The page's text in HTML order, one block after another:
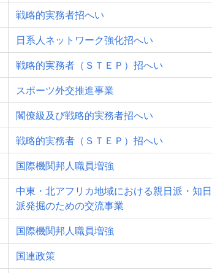
戦略的実務者招へい
日系人ネットワーク強化招へい
戦略的実務者（ＳＴＥＰ）招へい
スポーツ外交推進事業
閣僚級及び戦略的実務者招へい
戦略的実務者（ＳＴＥＰ）招へい
国際機関邦人職員増強
中東・北アフリカ地域における親日派・知日
派発掘のための交流事業
国際機関邦人職員増強
国連政策